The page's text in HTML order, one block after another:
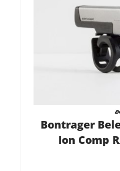
Bontrager
Ion Comp